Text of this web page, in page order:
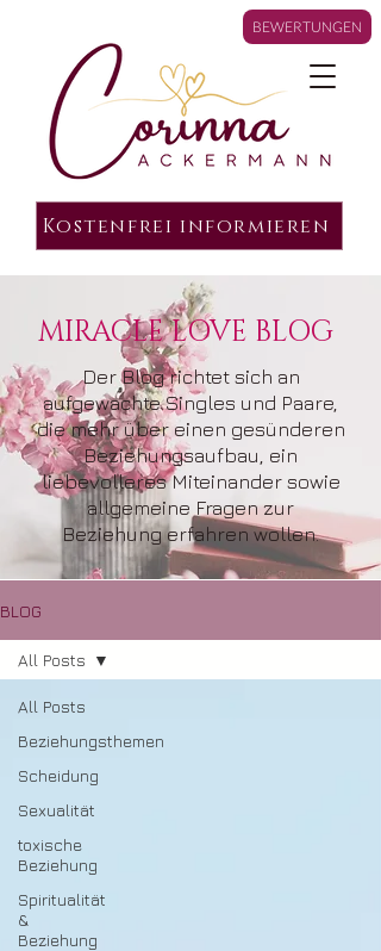
Kostenfrei informieren
MIRACLE LOVE BLOG
Der Blog richtet sich an
aufgewachte Singles und Paare,
die mehr über einen gesünderen
Beziehungsaufbau, ein
liebevolleres Miteinander sowie
allgemeine Fragen zur
Beziehung erfahren wollen.
BLOG
All Posts
Beziehungsthemen
Scheidung
Sexualität
toxische
Beziehung
Spiritualität
&
Beziehung
All Posts
BEWERTUNGEN